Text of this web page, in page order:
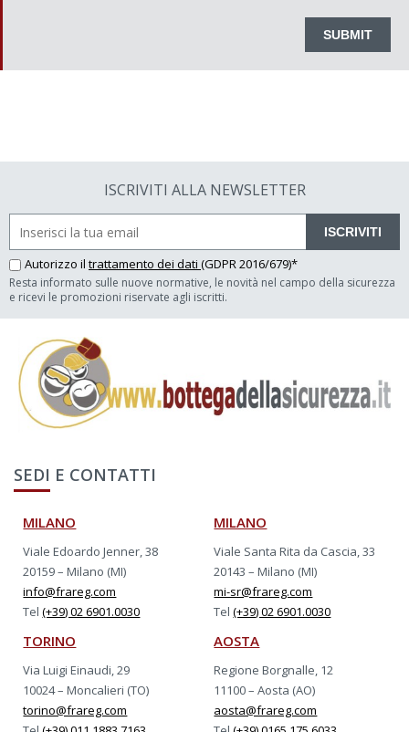
ISCRIVITI ALLA NEWSLETTER
ISCRIVITI
Autorizzo il trattamento dei dati (GDPR 2016/679)*
Resta informato sulle nuove normative, le novità nel campo della sicurezza
e ricevi le promozioni riservate agli iscritti.
SEDI E CONTATTI
MILANO
Viale Edoardo Jenner, 38
20159 – Milano (MI)
info@frareg.com
Tel(+39) 02 6901.0030
MILANO
Viale Santa Rita da Cascia, 33
20143 – Milano (MI)
mi-sr@frareg.com
Tel(+39) 02 6901.0030
TORINO
Via Luigi Einaudi, 29
10024 – Moncalieri (TO)
torino@frareg.com
AOSTA
Regione Borgnalle, 12
11100 – Aosta (AO)
aosta@frareg.com